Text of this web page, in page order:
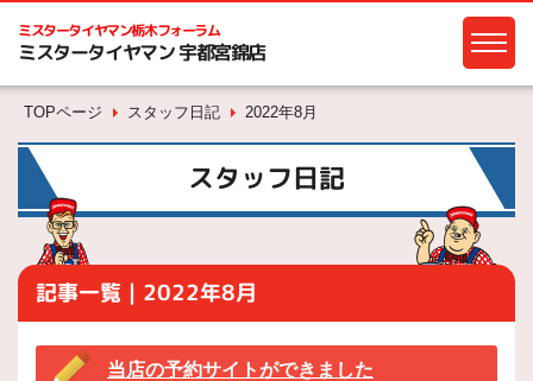
ミスタータイヤマン栃木フォーラム
ミスタータイヤマン 宇都宮錦店
TOPページ スタッフ日記 2022年8月
スタッフ日記
記事一覧｜2022年8月
当店の予約サイトができました